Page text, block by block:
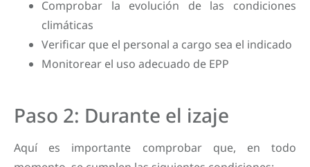
Comprobar la evolución de las condiciones
climáticas
Verificar que el personal a cargo sea el indicado
Monitorear el uso adecuado de EPP
Paso 2: Durante el izaje
Aquí es importante comprobar que, en todo